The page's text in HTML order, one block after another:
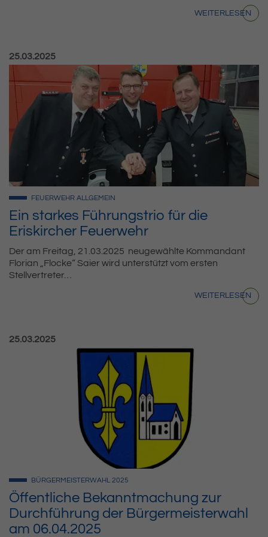
WEITERLESEN
Veröffentlicht am:
25.03.2025
Ein starkes Führungstrio für die
Eriskircher Feuerwehr
FEUERWEHR ALLGEMEIN
Der am Freitag, 21.03.2025 neugewählte Kommandant
Florian „Flocke“ Saier wird unterstützt vom ersten
Stellvertreter…
WEITERLESEN
Veröffentlicht am:
25.03.2025
Öffentliche Bekanntmachung zur
Durchführung der Bürgermeisterwahl
am 06.04.2025
BÜRGERMEISTERWAHL 2025